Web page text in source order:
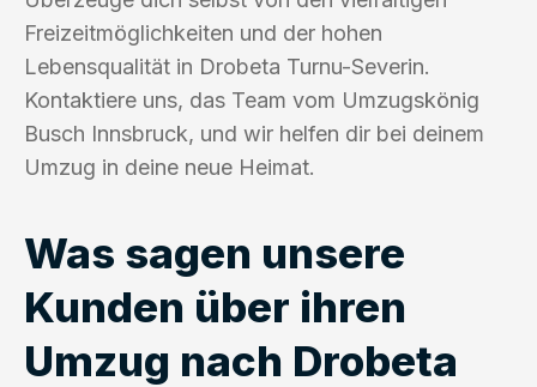
Freizeitmöglichkeiten und der hohen
Lebensqualität in Drobeta Turnu-Severin.
Kontaktiere uns, das Team vom Umzugskönig
Busch Innsbruck, und wir helfen dir bei deinem
Umzug in deine neue Heimat.
Was sagen unsere
Kunden über ihren
Umzug nach Drobeta